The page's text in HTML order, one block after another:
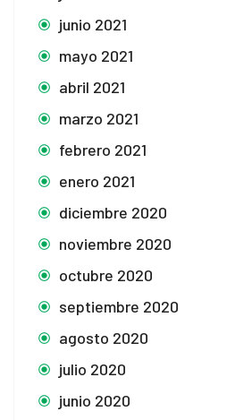
junio 2021
mayo 2021
abril 2021
marzo 2021
febrero 2021
enero 2021
diciembre 2020
noviembre 2020
octubre 2020
septiembre 2020
agosto 2020
julio 2020
junio 2020